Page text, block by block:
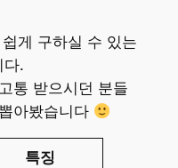
게 구하실 수 있는
다.
통 받으시던 분들
아봤습니다
특징